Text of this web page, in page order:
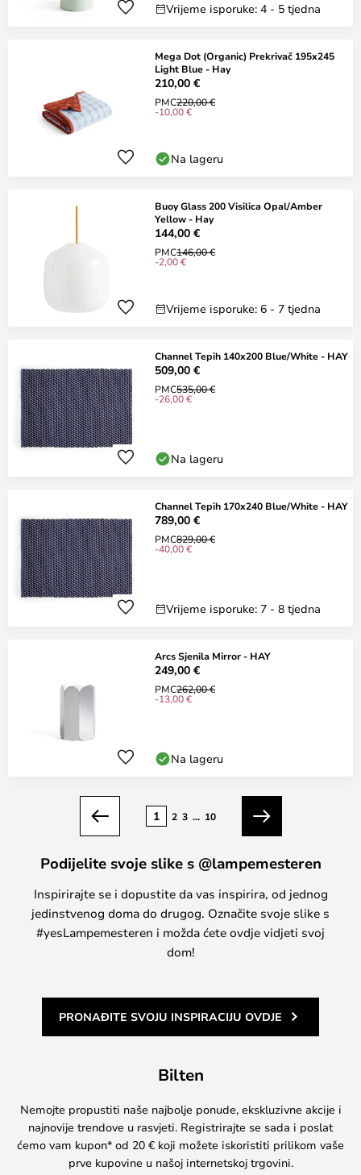
Vrijeme isporuke: 4 - 5 tjedna
Mega Dot (Organic) Prekrivač 195x245
Light Blue - Hay
210,00 €
PMC220,00 €
-10,00 €
Na lageru
Buoy Glass 200 Visilica Opal/Amber
Yellow - Hay
144,00 €
PMC146,00 €
-2,00 €
Vrijeme isporuke: 6 - 7 tjedna
Channel Tepih 140x200 Blue/White - HAY
509,00 €
PMC535,00 €
-26,00 €
Na lageru
Channel Tepih 170x240 Blue/White - HAY
789,00 €
PMC829,00 €
-40,00 €
Vrijeme isporuke: 7 - 8 tjedna
Arcs Sjenila Mirror - HAY
249,00 €
PMC262,00 €
-13,00 €
Na lageru
Prethodno
1 2 3 ... 10
Sljedeći
Podijelite svoje slike s @lampemesteren
Inspirirajte se i dopustite da vas inspirira, od jednog
jedinstvenog doma do drugog. Označite svoje slike s
#yesLampemesteren i možda ćete ovdje vidjeti svoj
dom!
PRONAĐITE SVOJU INSPIRACIJU OVDJE
Bilten
Nemojte propustiti naše najbolje ponude, ekskluzivne akcije i
najnovije trendove u rasvjeti. Registrirajte se sada i poslat
ćemo vam kupon* od 20 € koji možete iskoristiti prilikom vaše
prve kupovine u našoj internetskoj trgovini.